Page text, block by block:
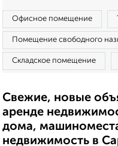
Офисное помещение
Помещение свободного
Складское помещение
Свежие, новые
аренде
дома,
недвижимость в